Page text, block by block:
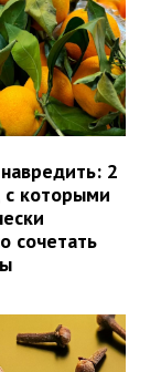
2
с которыми
сочетать